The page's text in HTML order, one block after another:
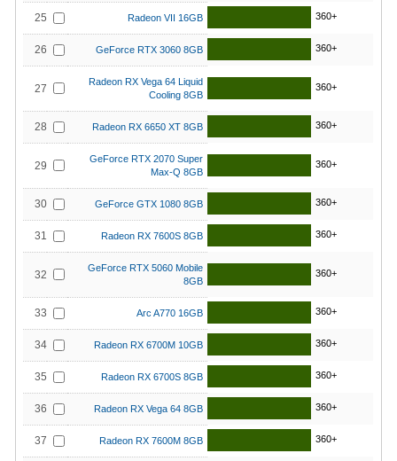
25 Radeon VII 16GB 360+
26 GeForce RTX 3060 8GB 360+
27
Radeon RX Vega 64 Liquid
Cooling 8GB
360+
28 Radeon RX 6650 XT 8GB 360+
29
GeForce RTX 2070 Super
Max-Q 8GB
360+
30 GeForce GTX 1080 8GB 360+
31 Radeon RX 7600S 8GB 360+
32
GeForce RTX 5060 Mobile
8GB
360+
33 Arc A770 16GB 360+
34 Radeon RX 6700M 10GB 360+
35 Radeon RX 6700S 8GB 360+
36 Radeon RX Vega 64 8GB 360+
37 Radeon RX 7600M 8GB 360+